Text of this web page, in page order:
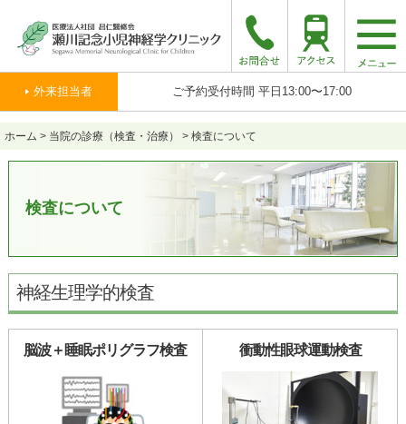
外来担当者 ご予約受付時間 平日13:00〜17:00
ホーム > 当院の診療（検査・治療） > 検査について
検査について
神経生理学的検査
脳波＋睡眠ポリグラフ検査 衝動性眼球運動検査